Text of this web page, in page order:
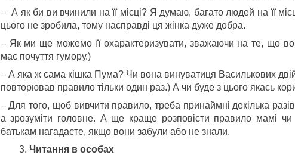
– А як би ви вчинили на її місці? Я думаю, багато людей на її
цього не зробила, тому насправді ця жінка дуже добра.
– Як ми ще можемо її охарактеризувати, зважаючи на те, що
має почуття гумору.)
– А яка ж сама кішка Пума? Чи вона винуватиця Василькових
повторював правило тільки один раз.) А чи буде з цього якась
– Для того, щоб вивчити правило, треба принаймні декілька
а зрозуміти головне. А ще краще розповісти правило мамі чи
батькам нагадаєте, якщо вони забули або не знали.
Читання в особах